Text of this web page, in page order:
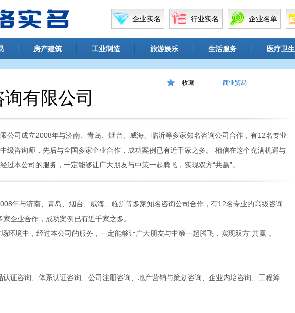
企业实名 行业实名 企业名单
房产建筑 工业制造 旅游娱乐 生活服务 医疗卫生
收藏 商业贸易
有限公司
公司成立2008年与济南、青岛、烟台、威海、临沂等多家知名咨询公司合作，有12名专业
级咨询师，先后与全国多家企业合作，成功案例已有近千家之多。 相信在这个充满机遇与
过本公司的服务，一定能够让广大朋友与中策一起腾飞，实现双方“共赢”。
年与济南、青岛、烟台、威海、临沂等多家知名咨询公司合作，有12名专业的高级咨询
企业合作，成功案例已有近千家之多。
境中，经过本公司的服务，一定能够让广大朋友与中策一起腾飞，实现双方“共赢”。
证咨询、体系认证咨询、公司注册咨询、地产营销与策划咨询、企业内培咨询、工程筹